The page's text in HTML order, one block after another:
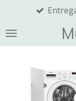
contenido
principal